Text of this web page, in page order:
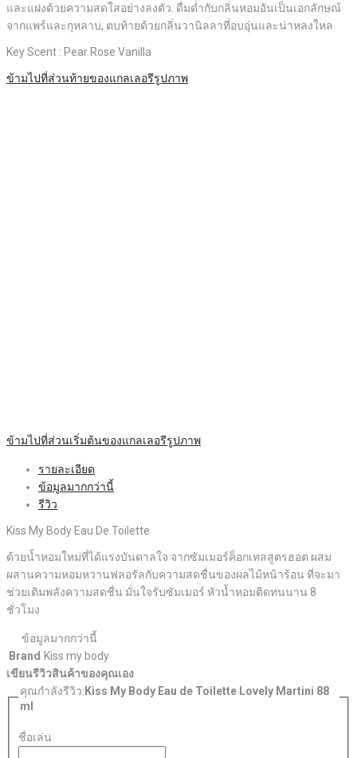
และแฝงด้วยความสดใสอย่างลงตัว. ดื่มด่ำกับกลิ่นหอมอันเป็นเอกลักษณ์
จากแพร์และกุหลาบ, ตบท้ายด้วยกลิ่นวานิลลาที่อบอุ่นและน่าหลงใหล
Key Scent : Pear Rose Vanilla
ข้ามไปที่ส่วนท้ายของแกลเลอรีรูปภาพ
ข้ามไปที่ส่วนเริ่มต้นของแกลเลอรีรูปภาพ
รายละเอียด
ข้อมูลมากกว่านี้
รีวิว
Kiss My Body Eau De Toilette
ด้วยน้ำหอมใหม่ที่ได้แรงบันดาลใจ จากซัมเมอร์ค็อกเทลสูตรฮอต ผสม
ผสานความหอมหวานฟลอรัลกับความสดชื่นของผลไม้หน้าร้อน ที่จะมา
ช่วยเติมพลังความสดชื่น มั่นใจรับซัมเมอร์ หัวน้ำหอมติดทนนาน 8
ชั่วโมง
ข้อมูลมากกว่านี้
Brand Kiss my body
เขียนรีวิวสินค้าของคุณเอง
คุณกำลังรีวิว:Kiss My Body Eau de Toilette Lovely Martini 88
ml
ชื่อเล่น